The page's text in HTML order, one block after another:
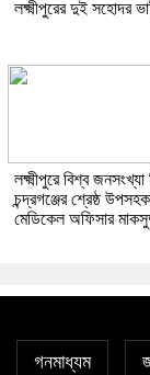
লক্ষ্মীপুরের দুই সহোদর
লক্ষ্মীপুরে বিশ্ব
চন্দ্রগঞ্জের শ্রেষ্ঠ
মেডিকেল অফিসার
গনমাধ্যম